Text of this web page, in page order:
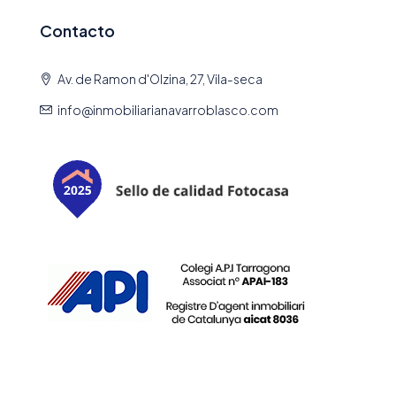
Contacto
Av. de Ramon d'Olzina, 27, Vila-seca
info@inmobiliarianavarroblasco.com